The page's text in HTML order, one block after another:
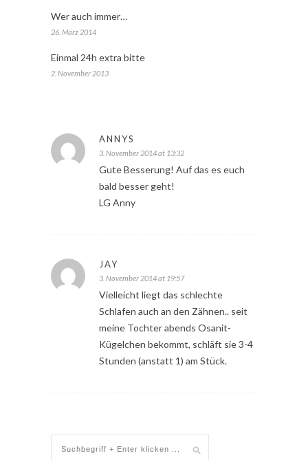
Wer auch immer…
26. März 2014
Einmal 24h extra bitte
2. November 2013
ANNYS
3. November 2014 at 13:32
Gute Besserung! Auf das es euch
bald besser geht!
LG Anny
JAY
3. November 2014 at 19:57
Vielleicht liegt das schlechte
Schlafen auch an den Zähnen.. seit
meine Tochter abends Osanit-
Kügelchen bekommt, schläft sie 3-4
Stunden (anstatt 1) am Stück.